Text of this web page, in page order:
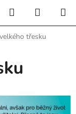
Hledat
KOŠÍK
třesku